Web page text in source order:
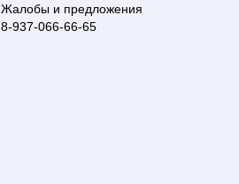
Жалобы и предложения
8-937-066-66-65